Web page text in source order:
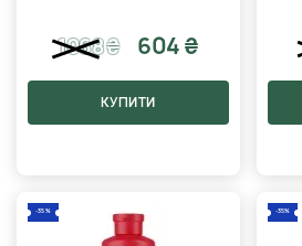
1068₴ 604 ₴
КУПИТИ
-35% -35%